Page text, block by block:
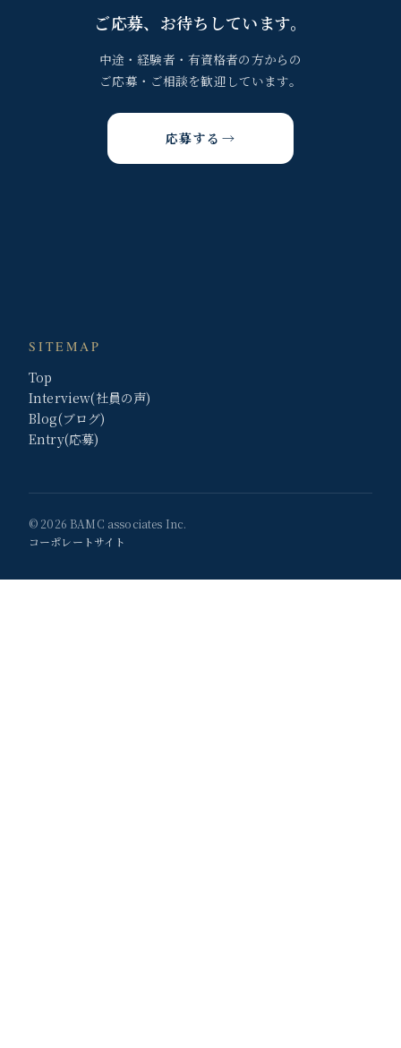
ご応募、お待ちしています。
中途・経験者・有資格者の方からの
ご応募・ご相談を歓迎しています。
応募する
SITEMAP
Top
Interview(社員の声)
Blog(ブログ)
Entry(応募)
© 2026 BAMC associates Inc.
コーポレートサイト